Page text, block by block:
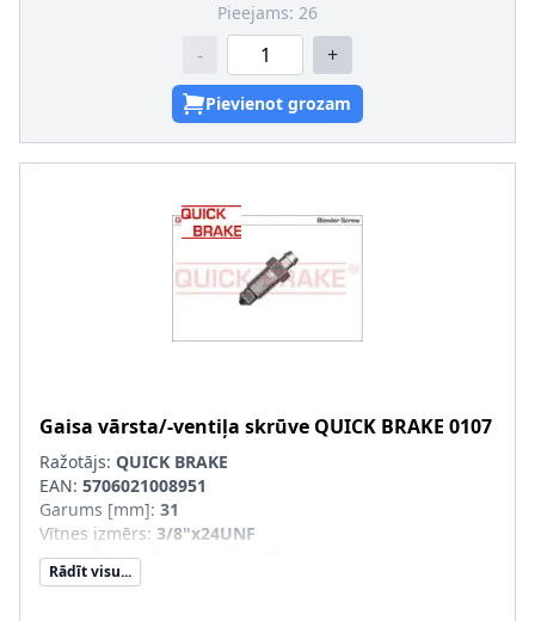
Pieejams: 26
- +
Pievienot grozam
Gaisa vārsta/-ventiļa skrūve QUICK BRAKE 0107
Ražotājs: QUICK BRAKE
EAN: 5706021008951
Garums [mm]: 31
Vītnes izmērs: 3/8"x24UNF
Uzgriežņu atslēgas izmērs
Vītnes veids:
Rādīt visu...